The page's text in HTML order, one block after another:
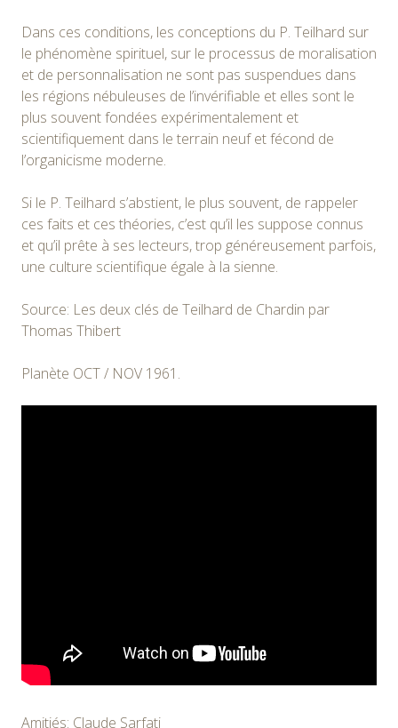
Dans ces conditions, les conceptions du P. Teilhard sur
le phénomène spirituel, sur le processus de moralisation
et de personnalisation ne sont pas suspendues dans
les régions nébuleuses de l’invérifiable et elles sont le
plus souvent fondées expérimentalement et
scientifiquement dans le terrain neuf et fécond de
l’organicisme moderne.
Si le P. Teilhard s’abstient, le plus souvent, de rappeler
ces faits et ces théories, c’est qu’il les suppose connus
et qu’il prête à ses lecteurs, trop généreusement parfois,
une culture scientifique égale à la sienne.
Source: Les deux clés de Teilhard de Chardin par
Thomas Thibert
Planète OCT / NOV 1961.
Amitiés: Claude Sarfati